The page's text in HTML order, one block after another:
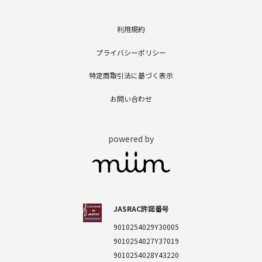
利用規約
プライバシーポリシー
特定商取引法に基づく表示
お問い合わせ
powered by
JASRAC許諾番号
9010254029Y30005
9010254027Y37019
9010254028Y43220